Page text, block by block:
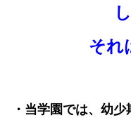
それ
・当学園では、幼